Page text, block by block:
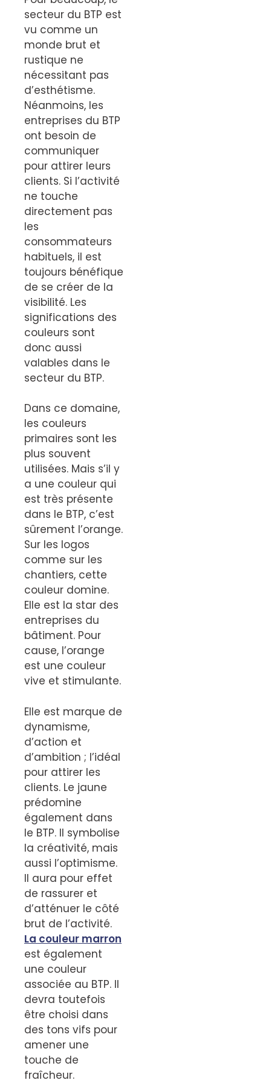
secteur du BTP est
vu comme un
monde brut et
rustique ne
nécessitant pas
d’esthétisme.
Néanmoins, les
entreprises du BTP
ont besoin de
communiquer
pour attirer leurs
clients. Si l’activité
ne touche
directement pas
les
consommateurs
habituels, il est
toujours bénéfique
de se créer de la
visibilité. Les
significations des
couleurs sont
donc aussi
valables dans le
secteur du BTP.
Dans ce domaine,
les couleurs
primaires sont les
plus souvent
utilisées. Mais s’il y
a une couleur qui
est très présente
dans le BTP, c’est
sûrement l’orange.
Sur les logos
comme sur les
chantiers, cette
couleur domine.
Elle est la star des
entreprises du
bâtiment. Pour
cause, l’orange
est une couleur
vive et stimulante.
Elle est marque de
dynamisme,
d’action et
d’ambition ; l’idéal
pour attirer les
clients. Le jaune
prédomine
également dans
le BTP. Il symbolise
la créativité, mais
aussi l’optimisme.
Il aura pour effet
de rassurer et
d’atténuer le côté
brut de l’activité.
La couleur marron
est également
une couleur
associée au BTP. Il
devra toutefois
être choisi dans
des tons vifs pour
amener une
touche de
fraîcheur.